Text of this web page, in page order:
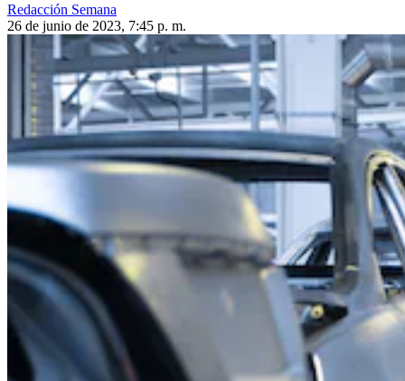
Redacción Semana
26 de junio de 2023, 7:45 p. m.